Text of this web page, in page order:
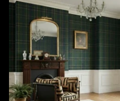
L'été Doux este o
in comun este bucuria si
Poate pentru ca vara
interminabile si de
acestor noi inceputuri si
*Din dragostea si